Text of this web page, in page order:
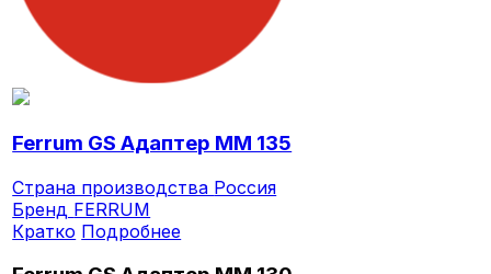
Ferrum GS Адаптер ММ 135
Страна производства Россия
Бренд FERRUM
Кратко Подробнее